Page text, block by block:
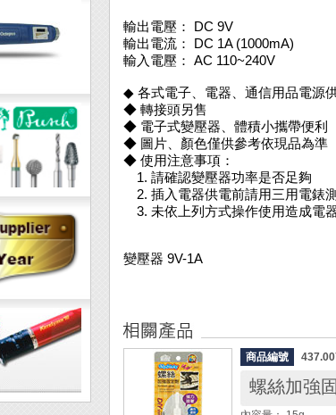
輸出電壓： DC 9V
輸出電流： DC 1A (1000mA)
輸入電壓： AC 110~240V
◆ 各式電子、電器、通信用品電源
◆ 轉接頭另售
◆ 電子式變壓器、體積小攜帶便利
◆ 圖片、顏色僅供參考依現品為準
◆ 使用注意事項：
1. 請確認變壓器功率是否足夠
2. 插入電器供電前請用三用電錶
3. 未依上列方式操作使用造成電
變壓器 9V-1A
商品編號
螺絲加強